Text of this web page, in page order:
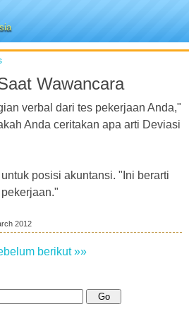
Wawancara
verbal dari tes pekerjaan Anda,"
Anda ceritakan apa arti Deviasi
posisi akuntansi. "Ini berarti
2012
berikut »»